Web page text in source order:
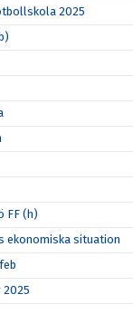
2025
FF (h)
ekonomiska situation
2025